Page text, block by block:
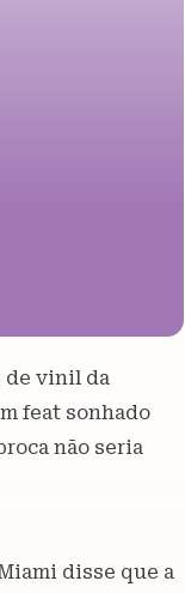
de vinil da
feat sonhado
não seria
disse que a